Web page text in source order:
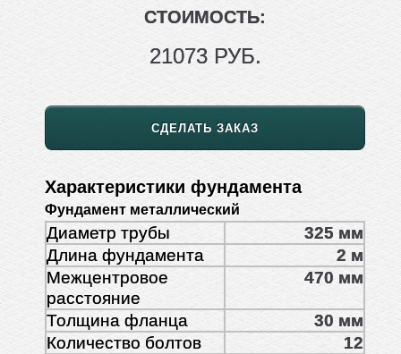
СТОИМОСТЬ:
21073 РУБ.
СДЕЛАТЬ ЗАКАЗ
Характеристики фундамента
Фундамент металлический
Диаметр трубы
325 мм
Длина фундамента
2 м
Межцентровое
расстояние
470 мм
Толщина фланца
30 мм
Количество болтов
12